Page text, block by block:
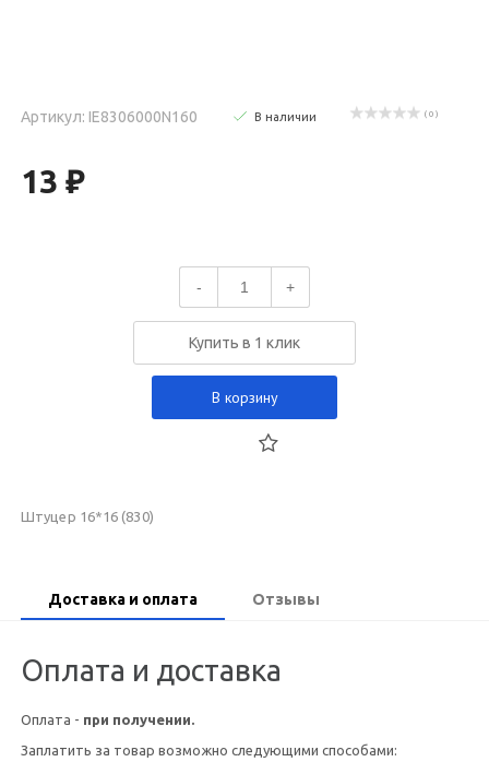
Артикул: IE8306000N160 В наличии ( 0 )
13 ₽
- +
Купить в 1 клик
В корзину
Штуцер 16*16 (830)
Доставка и оплата Отзывы
Оплата и доставка
Оплата - при получении.
Заплатить за товар возможно следующими способами: